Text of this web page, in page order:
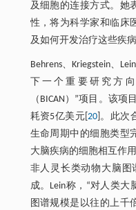
及细胞的连接方式。她
性，将为科学家和临床
及如何开发治疗这些疾
Behrens、Kriegstein、
下一个重要研究方
（BICAN）”项目。该项
耗资5亿美元[20 ]。此次
生命周期中的细胞类型
大脑疾病的细胞相互作
非人灵长类动物大脑图
成。Lein称，“对人类
图谱规模是以往的上千